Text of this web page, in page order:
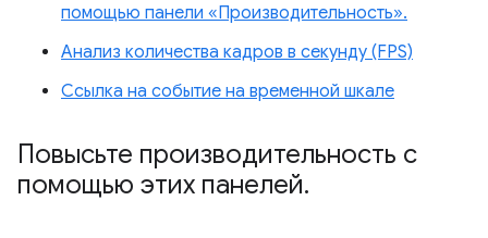
помощью панели «Производительность».
Анализ количества кадров в секунду (FPS)
Ссылка на событие на временной шкале
Повысьте производительность с
помощью этих панелей.